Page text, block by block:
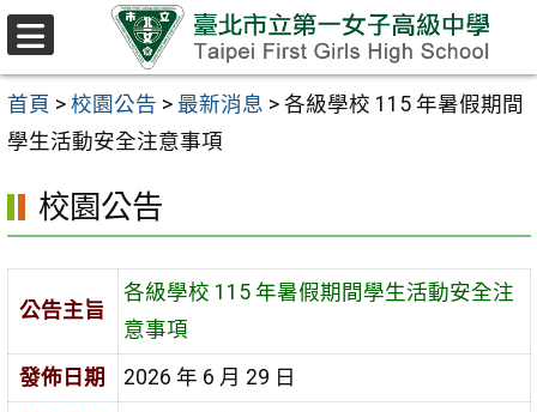
跳至主要內容區
首頁 > 校園公告 > 最新消息 > 各級學校 115 年暑假期間
學生活動安全注意事項
校園公告
公告主旨
各級學校 115 年暑假期間學生活動安全注
意事項
發佈日期
2026 年 6 月 29 日
選
單